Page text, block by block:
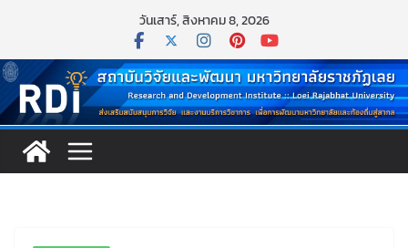
content
วันเสาร์, สิงหาคม 8, 2026